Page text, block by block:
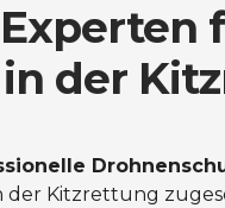
der
Kitzrettung